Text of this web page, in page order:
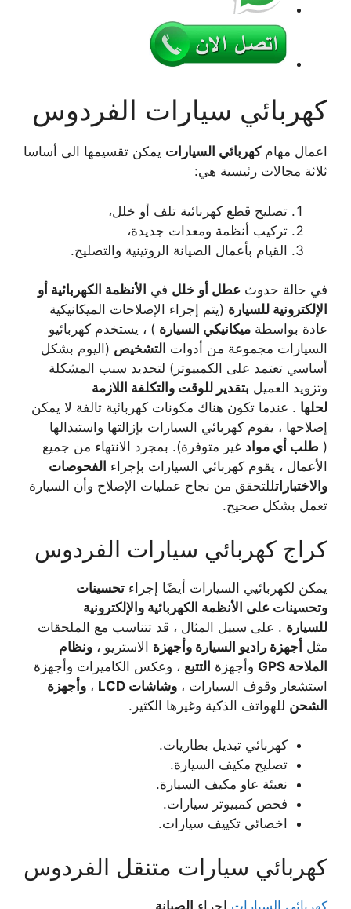
كهربائي سيارات الفردوس
اعمال مهامكهربائي السيارات يمكن تقسيمها الى أساسا
ثلاثة مجالات رئيسية هي:
تصليح قطع كهربائية تلف أو خلل،
تركيب أنظمة ومعدات جديدة،
القيام بأعمال الصيانة الروتينية والتصليح.
في حالة حدوث عطل أو خلل في الأنظمة الكهربائية أو
الإلكترونية للسيارة (يتم إجراء الإصلاحات الميكانيكية
عادة بواسطة ميكانيكي السيارة ) ، يستخدم كهربائيو
السيارات مجموعة من أدوات التشخيص (اليوم بشكل
أساسي تعتمد على الكمبيوتر) لتحديد سبب المشكلة
وتزويد العميل بتقدير للوقت والتكلفة اللازمة
لحلها . عندما تكون هناك مكونات كهربائية تالفة لا يمكن
إصلاحها ، يقوم كهربائي السيارات بإزالتها واستبدالها
( طلب أي مواد غير متوفرة). بمجرد الانتهاء من جميع
الأعمال ، يقوم كهربائي السيارات بإجراء الفحوصات
والاختباراتللتحقق من نجاح عمليات الإصلاح وأن السيارة
تعمل بشكل صحيح.
كراج كهربائي سيارات الفردوس
يمكن لكهربائيي السيارات أيضًا إجراء تحسينات
وتحسينات على الأنظمة الكهربائية والإلكترونية
للسيارة . على سبيل المثال ، قد تتناسب مع الملحقات
مثل أجهزة راديو السيارة وأجهزة الاستريو ، ونظام
الملاحة GPS
وأجهزة التتبع ، وعكس الكاميرات وأجهزة
استشعار وقوف السيارات ، وشاشات LCD ، وأجهزة
الشحن للهواتف الذكية وغيرها الكثير.
كهربائي تبديل بطاريات.
تصليح مكيف السيارة.
نعبئة عاو مكيف السيارة.
فحص كمبيوتر سيارات.
اخصائي تكييف سيارات.
كهربائي سيارات متنقل الفردوس
كهربائي السيارات إجراء الصيانة